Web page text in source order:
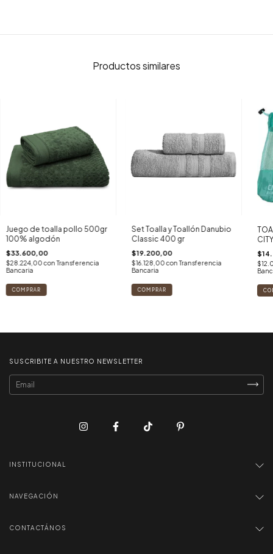
Productos similares
Juego de toalla pollo 500gr
100% algodón
$33.600,00
$28.224,00con Transferencia
Bancaria
Set Toalla y Toallón Danubio
Classic 400 gr
$19.200,00
$16.128,00con Transferencia
Bancaria
SUSCRIBITE A NUESTRO NEWSLETTER
INSTITUCIONAL
NAVEGACIÓN
CONTACTÁNOS